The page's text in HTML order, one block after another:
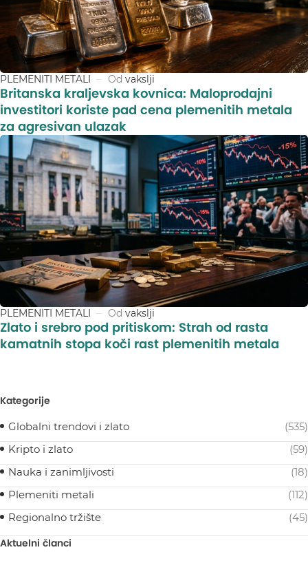
PLEMENITI METALI Od vakslji
Britanska kraljevska kovnica: Maloprodajni
investitori koriste pad cena plemenitih metala
za agresivan ulazak
PLEMENITI METALI Od vakslji
Zlato i srebro pod pritiskom: Strah od rasta
kamatnih stopa koči rast plemenitih metala
Kategorije
Globalni trendovi i zlato
(535)
Kripto i zlato
(59)
Nauka i zanimljivosti
(18)
Plemeniti metali
(112)
Regionalno tržište
(45)
Aktuelni članci